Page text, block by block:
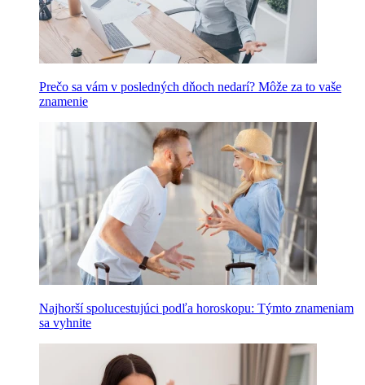
Prečo sa vám v posledných dňoch nedarí? Môže za to vaše
znamenie
Najhorší spolucestujúci podľa horoskopu: Týmto znameniam
sa vyhnite